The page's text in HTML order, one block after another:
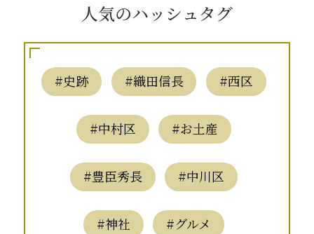
人気のハッシュタグ
#史跡 #織田信長 #西区
#中村区 #お土産
#豊臣秀長 #中川区
#神社 #グルメ